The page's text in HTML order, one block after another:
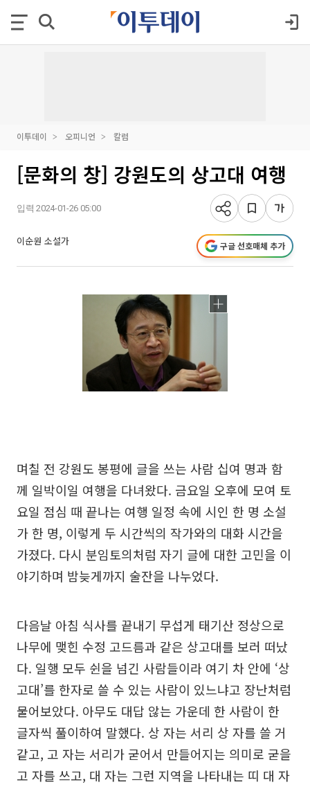
이투데이 오피니언 칼럼
[문화의 창] 강원도의 상고대 여행
입력 2024-01-26 05:00
이순원 소설가 구글 선호매체 추가
며칠 전 강원도 봉평에 글을 쓰는 사람 십여 명과 함
께 일박이일 여행을 다녀왔다. 금요일 오후에 모여 토
요일 점심 때 끝나는 여행 일정 속에 시인 한 명 소설
가 한 명, 이렇게 두 시간씩의 작가와의 대화 시간을
가졌다. 다시 분임토의처럼 자기 글에 대한 고민을 이
야기하며 밤늦게까지 술잔을 나누었다.
다음날 아침 식사를 끝내기 무섭게 태기산 정상으로
나무에 맺힌 수정 고드름과 같은 상고대를 보러 떠났
다. 일행 모두 쉰을 넘긴 사람들이라 여기 차 안에 ‘상
고대’를 한자로 쓸 수 있는 사람이 있느냐고 장난처럼
물어보았다. 아무도 대답 않는 가운데 한 사람이 한
글자씩 풀이하여 말했다. 상 자는 서리 상 자를 쓸 거
같고, 고 자는 서리가 굳어서 만들어지는 의미로 굳을
고 자를 쓰고, 대 자는 그런 지역을 나타내는 띠 대 자